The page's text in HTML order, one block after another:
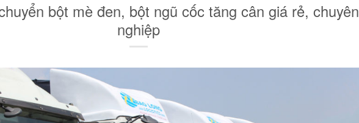
bột mè đen, bột ngũ cốc tăng cân giá rẻ, chuyên
nghiệp